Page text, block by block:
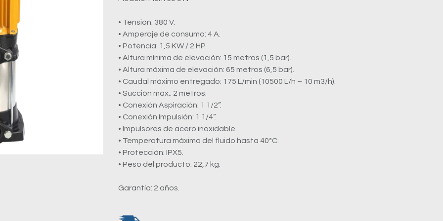
• Tensión: 380 V.
• Amperaje de consumo: 4 A.
• Potencia: 1,5 KW / 2 HP.
• Altura mínima de elevación: 15 metros (1,5 bar).
• Altura máxima de elevación: 65 metros (6,5 bar).
• Caudal máximo entregado: 175 L/min (10500 L/h – 10 m3/h).
• Succión máx.: 2 metros.
• Conexión Aspiración: 1 1/2”.
• Conexión Impulsión: 1 1/4”.
• Impulsores de acero inoxidable.
• Temperatura máxima del fluido hasta 40ºC.
• Protección: IPX5.
• Peso del producto: 22,7 kg.
Garantía: 2 años.